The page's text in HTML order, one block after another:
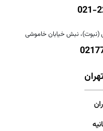
021-
(نبوت)، نبش خیابان خاموشی